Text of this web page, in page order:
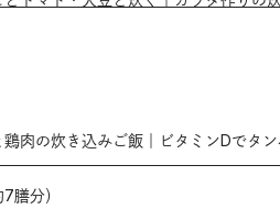
肉の炊き込みご飯｜ビタミンDでタ
膳分）